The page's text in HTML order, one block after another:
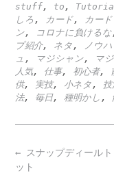
stuff, to ,
しろ , カード, カー
ン, コロナに負けるな
プ紹介, ネタ , ノウ
ュ , マジシャン, マ
人気, 仕事, 初心者,
供, 実技, 小ネタ , 技
法, 毎日, 種明かし ,
Post
navigation
← スナップディールト
ット